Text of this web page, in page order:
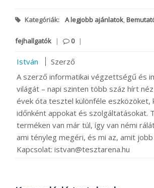
Kategóriák: A legjobb ajánlatok,
fejhallgatók | 0 |
István
Szerző
A szerző informatikai végzettségű és
világát – napi szinten több száz hírt
évek óta tesztel különféle eszközöket,
időnként appokat és szolgáltatásokat.
terméken van már túl, így van némi
ami tényleg megéri, és mi az, amit jobb
Kapcsolat: istvan@tesztarena.hu